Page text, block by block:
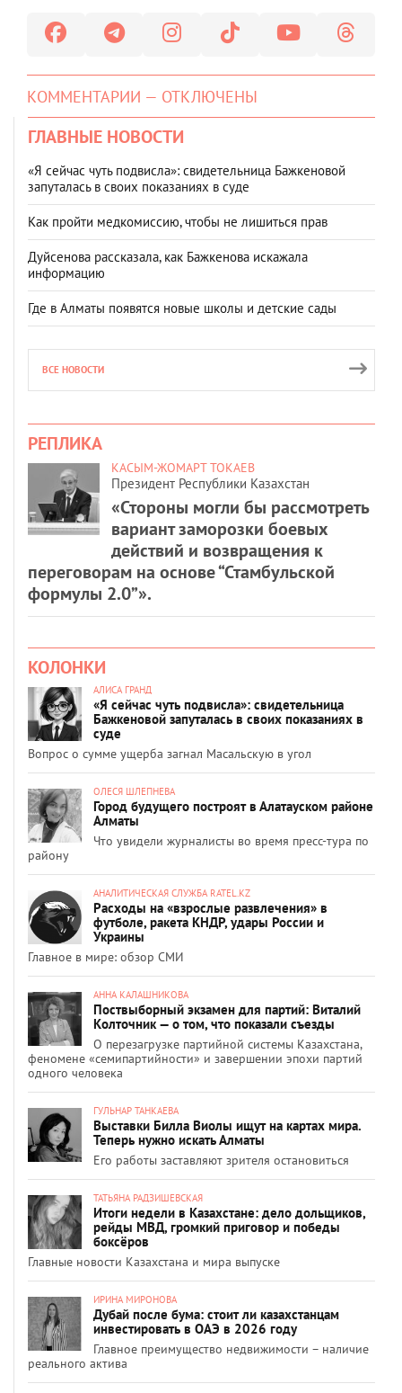
КОММЕНТАРИИ — ОТКЛЮЧЕНЫ
ГЛАВНЫЕ НОВОСТИ
«Я сейчас чуть подвисла»: свидетельница Бажкеновой
запуталась в своих показаниях в суде
Как пройти медкомиссию, чтобы не лишиться прав
Дуйсенова рассказала, как Бажкенова искажала
информацию
Где в Алматы появятся новые школы и детские сады
ВСЕ НОВОСТИ
РЕПЛИКА
КАСЫМ-ЖОМАРТ ТОКАЕВ
Президент Республики Казахстан
«Стороны могли бы рассмотреть
вариант заморозки боевых
действий и возвращения к
переговорам на основе “Стамбульской
формулы 2.0”».
КОЛОНКИ
АЛИСА ГРАНД
«Я сейчас чуть подвисла»: свидетельница
Бажкеновой запуталась в своих показаниях в
суде
Вопрос о сумме ущерба загнал Масальскую в угол
ОЛЕСЯ ШЛЕПНЕВА
Город будущего построят в Алатауском районе
Алматы
Что увидели журналисты во время пресс-тура по
району
АНАЛИТИЧЕСКАЯ СЛУЖБА RATEL.KZ
Расходы на «взрослые развлечения» в
футболе, ракета КНДР, удары России и
Украины
Главное в мире: обзор СМИ
АННА КАЛАШНИКОВА
Поствыборный экзамен для партий: Виталий
Колточник — о том, что показали съезды
О перезагрузке партийной системы Казахстана,
феномене «семипартийности» и завершении эпохи партий
одного человека
ГУЛЬНАР ТАНКАЕВА
Выставки Билла Виолы ищут на картах мира.
Теперь нужно искать Алматы
Его работы заставляют зрителя остановиться
ТАТЬЯНА РАДЗИШЕВСКАЯ
Итоги недели в Казахстане: дело дольщиков,
рейды МВД, громкий приговор и победы
боксёров
Главные новости Казахстана и мира выпуске
ИРИНА МИРОНОВА
Дубай после бума: стоит ли казахстанцам
инвестировать в ОАЭ в 2026 году
Главное преимущество недвижимости – наличие
реального актива